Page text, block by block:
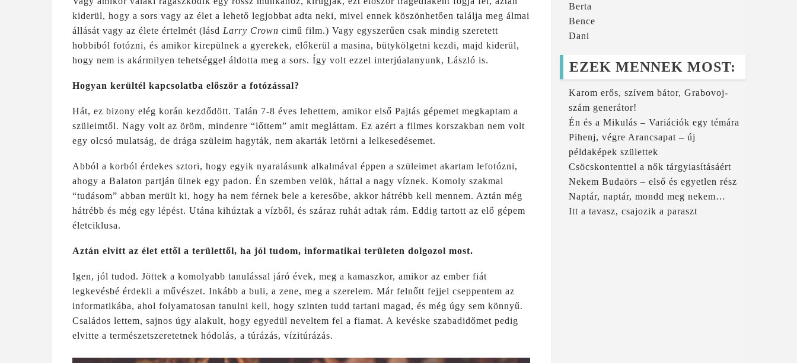
kiderül, hogy a sors vagy az élet a lehető legjobbat adta neki, mivel ennek köszönhetően találja meg álmai
állását vagy az élete értelmét (lásd Larry Crown cimű film.) Vagy egyszerűen csak mindig szeretett
hobbiból fotózni, és amikor kirepülnek a gyerekek, előkerül a masina, bütykölgetni kezdi, majd kiderül,
hogy nem is akármilyen tehetséggel áldotta meg a sors. Így volt ezzel interjúalanyunk, László is.
Hogyan kerültél kapcsolatba először a fotózással?
Hát, ez bizony elég korán kezdődött. Talán 7-8 éves lehettem, amikor első Pajtás gépemet megkaptam a
szüleimtől. Nagy volt az öröm, mindenre “lőttem” amit megláttam. Ez azért a filmes korszakban nem volt
egy olcsó mulatság, de drága szüleim hagyták, nem akarták letörni a lelkesedésemet.
Abból a korból érdekes sztori, hogy egyik nyaralásunk alkalmával éppen a szüleimet akartam lefotózni,
ahogy a Balaton partján ülnek egy padon. Én szemben velük, háttal a nagy víznek. Komoly szakmai
“tudásom” abban merült ki, hogy ha nem férnek bele a keresőbe, akkor hátrébb kell mennem. Aztán még
hátrébb és még egy lépést. Utána kihúztak a vízből, és száraz ruhát adtak rám. Eddig tartott az elő gépem
életciklusa.
Aztán elvitt az élet ettől a területtől, ha jól tudom, informatikai területen dolgozol most.
Igen, jól tudod. Jöttek a komolyabb tanulással járó évek, meg a kamaszkor, amikor az ember fiát
legkevésbé érdekli a művészet. Inkább a buli, a zene, meg a szerelem. Már felnőtt fejjel cseppentem az
informatikába, ahol folyamatosan tanulni kell, hogy szinten tudd tartani magad, és még úgy sem könnyű.
Családos lettem, sajnos úgy alakult, hogy egyedül neveltem fel a fiamat. A kevéske szabadidőmet pedig
elvitte a természetszeretetnek hódolás, a túrázás, vízitúrázás.
Berta
Bence
Dani
EZEK MENNEK MOST:
Karom erős, szívem bátor, Grabovoj-
szám generátor!
Én és a Mikulás – Variációk egy témára
Pihenj, végre Arancsapat – új
példaképek születtek
Csöcskontenttel a nők tárgyiasításáért
Nekem Budaörs – első és egyetlen rész
Naptár, naptár, mondd meg nekem…
Itt a tavasz, csajozik a paraszt